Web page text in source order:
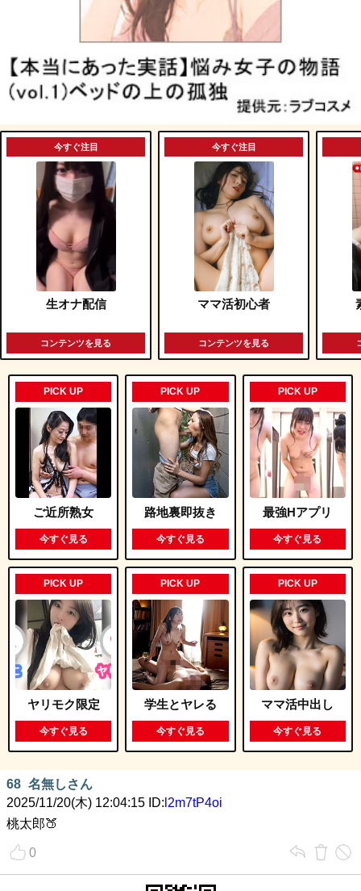
今すぐ注目
生オナ配信
コンテンツを見る
今すぐ注目
ママ活初心者
コンテンツを見る
PICK UP
ご近所熟女
今すぐ見る
PICK UP
路地裏即抜き
今すぐ見る
PICK UP
最強Hアプリ
今すぐ見る
PICK UP
ヤリモク限定
今すぐ見る
PICK UP
学生とヤレる
今すぐ見る
PICK UP
ママ活中出し
今すぐ見る
68 名無しさん
2025/11/20(木) 12:04:15 ID: l2m7tP4oi
桃太郎🍑
0